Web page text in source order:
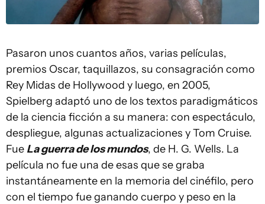
Pasaron unos cuantos años, varias películas,
premios Oscar, taquillazos, su consagración como
Rey Midas de Hollywood y luego, en 2005,
Spielberg adaptó uno de los textos paradigmáticos
de la ciencia ficción a su manera: con espectáculo,
despliegue, algunas actualizaciones y Tom Cruise.
Fue La guerra de los mundos, de H. G. Wells. La
película no fue una de esas que se graba
instantáneamente en la memoria del cinéfilo, pero
con el tiempo fue ganando cuerpo y peso en la